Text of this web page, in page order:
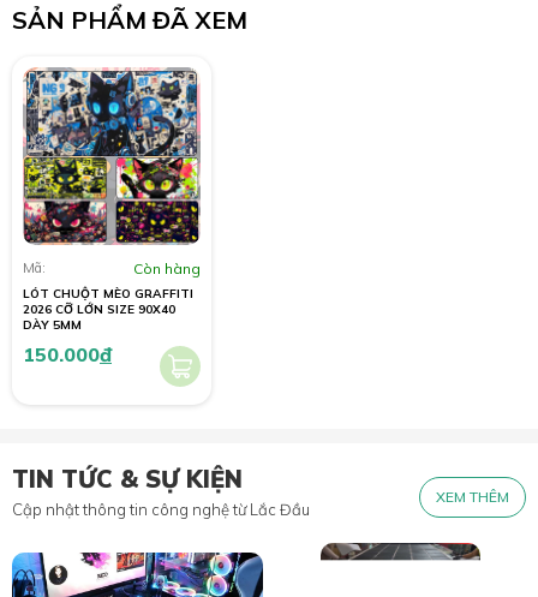
SẢN PHẨM ĐÃ XEM
Mã: Còn hàng
LÓT CHUỘT MÈO GRAFFITI
2026 CỠ LỚN SIZE 90X40
DÀY 5MM
150.000đ
TIN TỨC & SỰ KIỆN
Cập nhật thông tin công nghệ từ Lắc Đầu
XEM THÊM